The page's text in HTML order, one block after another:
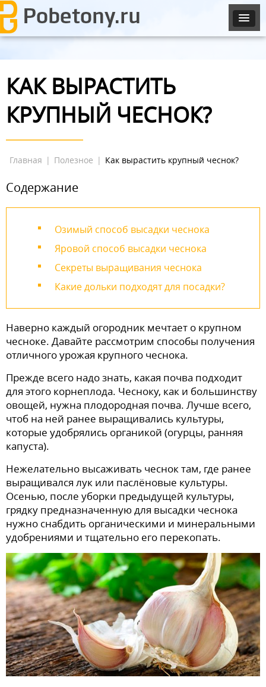
КАК ВЫРАСТИТЬ
КРУПНЫЙ ЧЕСНОК?
Главная | Полезное | Как вырастить крупный чеснок?
Содержание
Озимый способ высадки чеснока
Яровой способ высадки чеснока
Секреты выращивания чеснока
Какие дольки подходят для посадки?
Наверно каждый огородник мечтает о крупном
чесноке. Давайте рассмотрим способы получения
отличного урожая крупного чеснока.
Прежде всего надо знать, какая почва подходит
для этого корнеплода. Чесноку, как и большинству
овощей, нужна плодородная почва. Лучше всего,
чтоб на ней ранее выращивались культуры,
которые удобрялись органикой (огурцы, ранняя
капуста).
Нежелательно высаживать чеснок там, где ранее
выращивался лук или паслёновые культуры.
Осенью, после уборки предыдущей культуры,
грядку предназначенную для высадки чеснока
нужно снабдить органическими и минеральными
удобрениями и тщательно его перекопать.